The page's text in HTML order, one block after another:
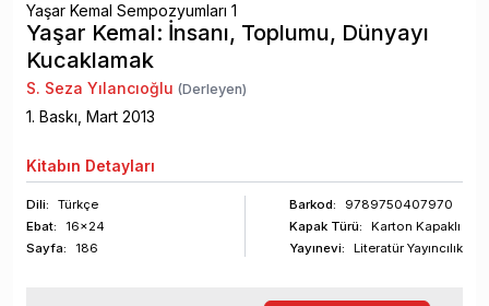
Yaşar Kemal Sempozyumları 1
Yaşar Kemal: İnsanı, Toplumu, Dünyayı
Kucaklamak
S. Seza Yılancıoğlu (Derleyen)
1. Baskı, Mart 2013
Kitabın Detayları
Dili:
Türkçe
Ebat:
16x24
Sayfa: 186
Barkod:
9789750407970
Kapak Türü:
Karton Kapaklı
Yayınevi:
Literatür Yayıncılık